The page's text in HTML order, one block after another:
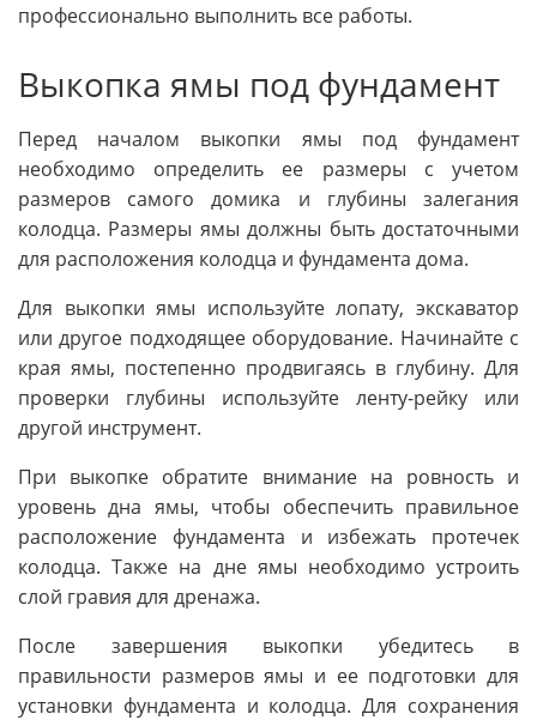
профессионально выполнить все работы.
Выкопка ямы под фундамент
Перед началом выкопки ямы под фундамент
необходимо определить ее размеры с учетом
размеров самого домика и глубины залегания
колодца. Размеры ямы должны быть достаточными
для расположения колодца и фундамента дома.
Для выкопки ямы используйте лопату, экскаватор
или другое подходящее оборудование. Начинайте с
края ямы, постепенно продвигаясь в глубину. Для
проверки глубины используйте ленту-рейку или
другой инструмент.
При выкопке обратите внимание на ровность и
уровень дна ямы, чтобы обеспечить правильное
расположение фундамента и избежать протечек
колодца. Также на дне ямы необходимо устроить
слой гравия для дренажа.
После завершения выкопки убедитесь в
правильности размеров ямы и ее подготовки для
установки фундамента и колодца. Для сохранения